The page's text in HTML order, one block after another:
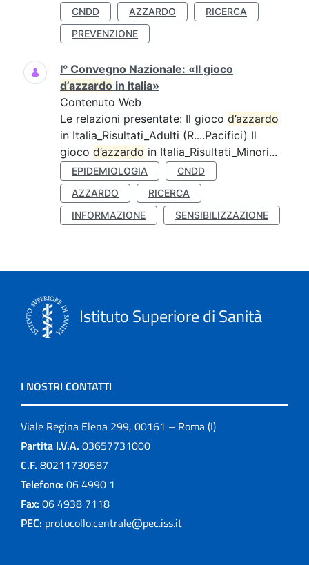
CNDD AZZARDO
RICERCA
PREVENZIONE
I° Convegno Nazionale: «Il gioco
d’azzardo in Italia»
Contenuto Web
Le relazioni presentate: Il gioco d’azzardo
in Italia_Risultati_Adulti (R....Pacifici) Il
gioco d’azzardo in Italia_Risultati_Minori...
EPIDEMIOLOGIA
CNDD
AZZARDO
RICERCA
INFORMAZIONE
SENSIBILIZZAZIONE
Istituto Superiore di Sanità
I NOSTRI CONTATTI
Viale Regina Elena 299, 00161 – Roma (I)
Partita I.V.A. 03657731000
C.F. 80211730587
Telefono: 06 4990 1
Fax: 06 4938 7118
PEC: protocollo.centrale@pec.iss.it